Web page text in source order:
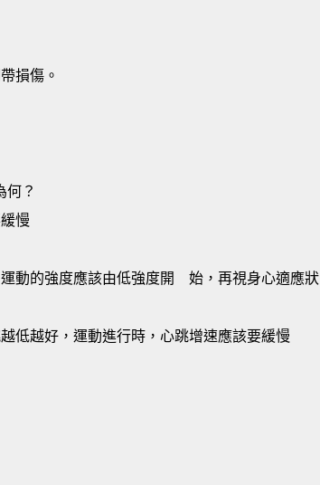
損傷。
何？
慢
動的強度應該由低強度開
始，再視身心適應狀
低越好，運動進行時，心跳增速應該要緩慢